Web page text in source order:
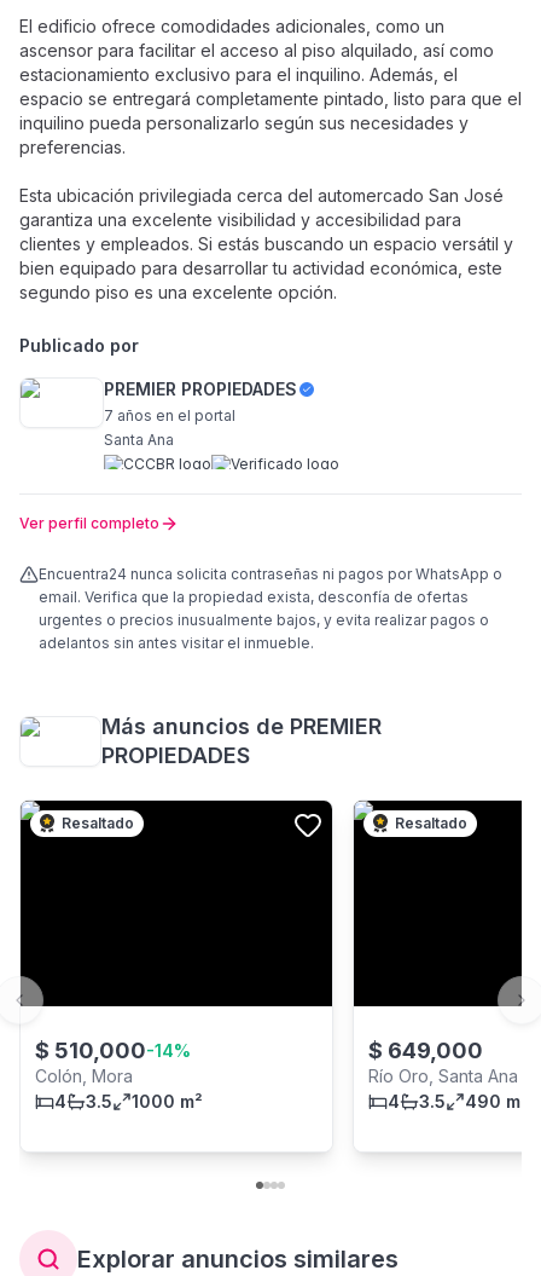
El edificio ofrece comodidades adicionales, como un
ascensor para facilitar el acceso al piso alquilado, así como
estacionamiento exclusivo para el inquilino. Además, el
espacio se entregará completamente pintado, listo para que el
inquilino pueda personalizarlo según sus necesidades y
preferencias.
Esta ubicación privilegiada cerca del automercado San José
garantiza una excelente visibilidad y accesibilidad para
clientes y empleados. Si estás buscando un espacio versátil y
bien equipado para desarrollar tu actividad económica, este
segundo piso es una excelente opción.
Publicado por
PREMIER PROPIEDADES
7 años en el portal
Santa Ana
Ver perfil completo
Encuentra24 nunca solicita contraseñas ni pagos por WhatsApp o
email. Verifica que la propiedad exista, desconfía de ofertas
urgentes o precios inusualmente bajos, y evita realizar pagos o
adelantos sin antes visitar el inmueble.
Más anuncios de PREMIER
PROPIEDADES
Resaltado
$ 510,000-14%
Colón, Mora
4
3.5 1000 m²
Resaltado
$ 649,000
Río Oro, Santa Ana
4
3.5 490 m²
Previous slide
Explorar anuncios similares